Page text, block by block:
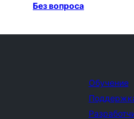
Без вопроса
Обучение